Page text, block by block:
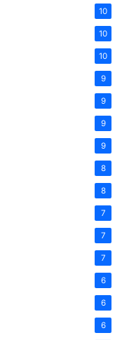
10
10
10
9
9
9
9
8
8
7
7
7
6
6
6